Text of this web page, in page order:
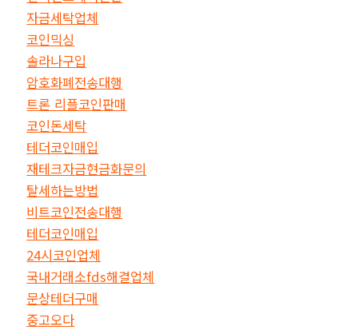
자금세탁업체
코인믹싱
솔라나구입
암호화폐전송대행
트론 리플코인판매
코인돈세탁
테더코인매입
재테크자금현금화문의
탈세하는방법
비트코인전송대행
테더코인매입
24시코인업체
국내거래소fds해결업체
문상테더구매
중고오다